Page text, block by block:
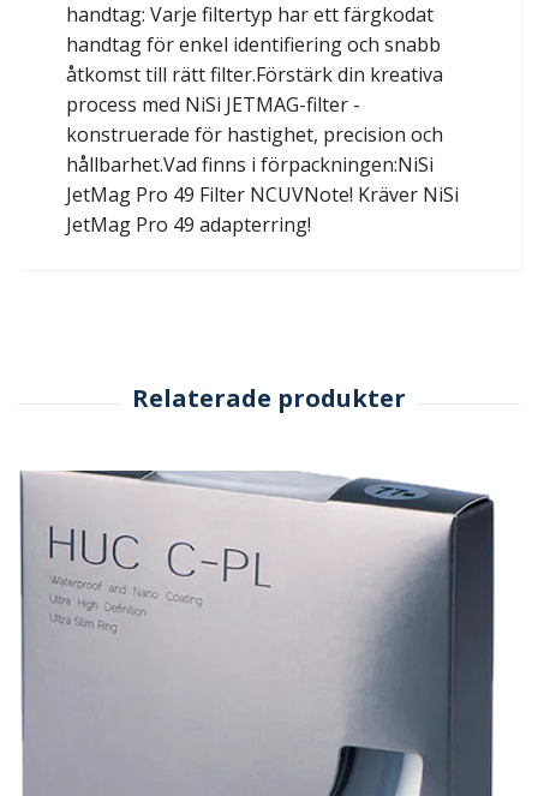
handtag: Varje filtertyp har ett färgkodat
handtag för enkel identifiering och snabb
åtkomst till rätt filter.Förstärk din kreativa
process med NiSi JETMAG-filter -
konstruerade för hastighet, precision och
hållbarhet.Vad finns i förpackningen:NiSi
JetMag Pro 49 Filter NCUVNote! Kräver NiSi
JetMag Pro 49 adapterring!